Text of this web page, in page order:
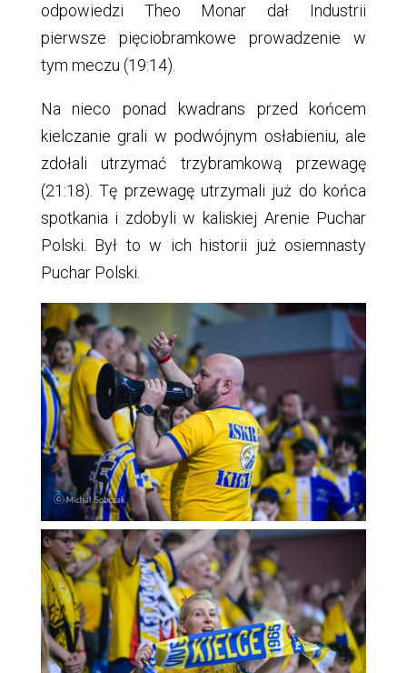
odpowiedzi Theo Monar dał Industrii
pierwsze pięciobramkowe prowadzenie w
tym meczu (19:14).
Na nieco ponad kwadrans przed końcem
kielczanie grali w podwójnym osłabieniu, ale
zdołali utrzymać trzybramkową przewagę
(21:18). Tę przewagę utrzymali już do końca
spotkania i zdobyli w kaliskiej Arenie Puchar
Polski. Był to w ich historii już osiemnasty
Puchar Polski.